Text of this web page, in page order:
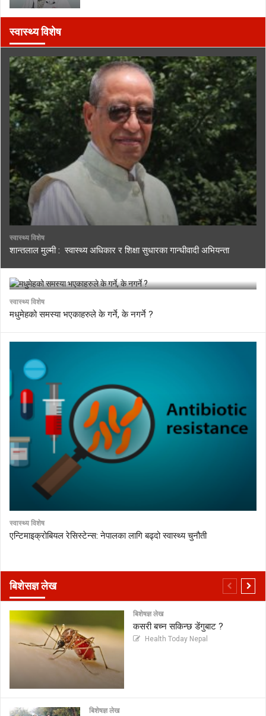
स्वास्थ्य विशेष
स्वास्थ्य विशेष
शान्तलाल मुल्मी : स्वास्थ्य अधिकार र शिक्षा सुधारका गान्धीवादी अभियन्ता
स्वास्थ्य विशेष
मधुमेहको समस्या भएकाहरुले के गर्ने, के नगर्ने ?
स्वास्थ्य विशेष
एन्टिमाइक्रोबियल रेसिस्टेन्स: नेपालका लागि बढ्दो स्वास्थ्य चुनौती
बिशेसज्ञ लेख
बिशेषज्ञ लेख
कसरी बच्न सकिन्छ डेंगुबाट ?
Health Today Nepal
बिशेषज्ञ लेख